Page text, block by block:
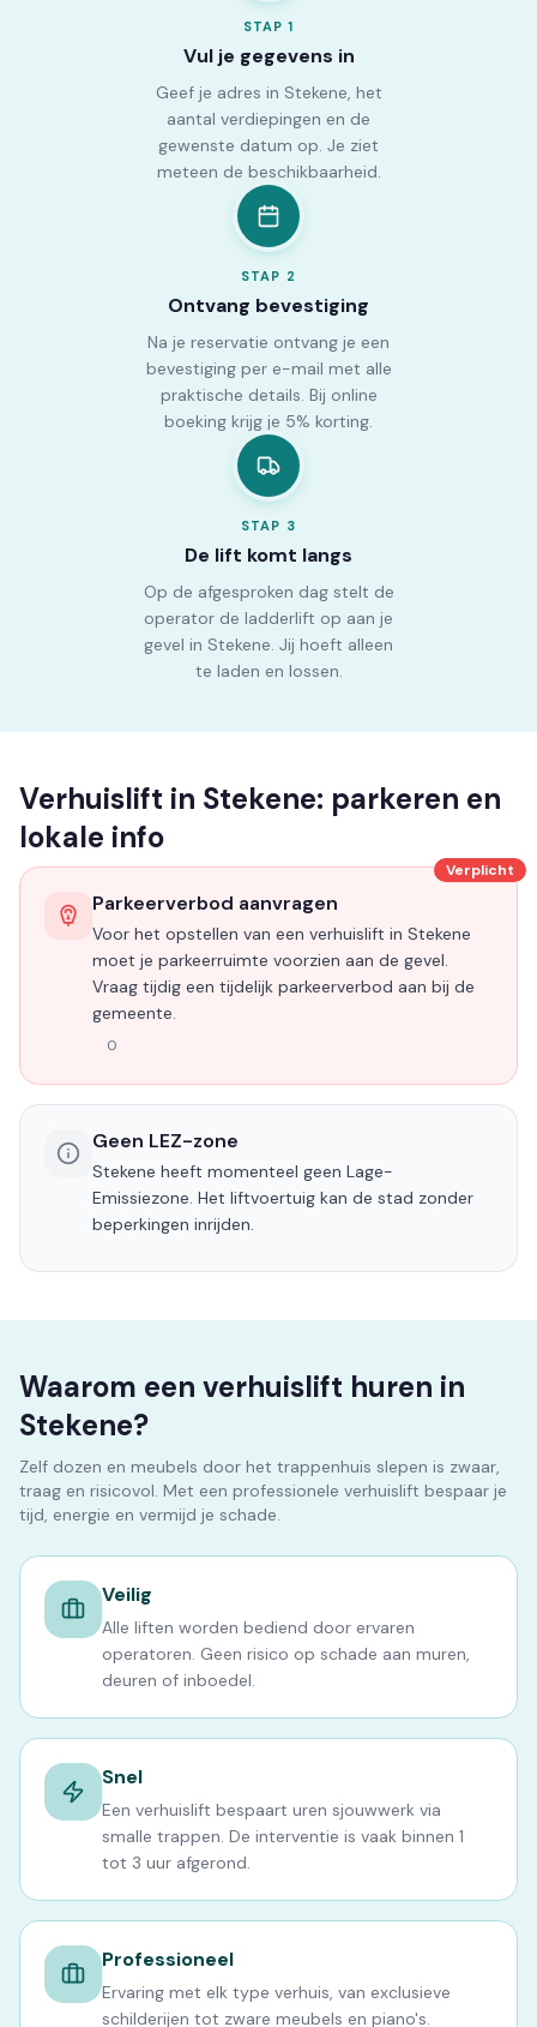
STAP1
Vul je gegevens in
Geef je adres in Stekene, het
aantal verdiepingen en de
gewenste datum op. Je ziet
meteen de beschikbaarheid.
STAP 2
Ontvang bevestiging
Na je reservatie ontvang je een
bevestiging per e-mail met alle
praktische details. Bij online
boeking krijg je 5% korting.
STAP 3
De lift komt langs
Op de afgesproken dag stelt de
operator de ladderlift op aan je
gevel in Stekene. Jij hoeft alleen
te laden en lossen.
Verhuislift in Stekene: parkeren en
lokale info
Verplicht
Parkeerverbod aanvragen
Voor het opstellen van een verhuislift in Stekene
moet je parkeerruimte voorzien aan de gevel.
Vraag tijdig een tijdelijk parkeerverbod aan bij de
gemeente.
0
Geen LEZ-zone
Stekene heeft momenteel geen Lage-
Emissiezone. Het liftvoertuig kan de stad zonder
beperkingen inrijden.
Waarom een verhuislift huren in
Stekene?
Zelf dozen en meubels door het trappenhuis slepen is zwaar,
traag en risicovol. Met een professionele verhuislift bespaar je
tijd, energie en vermijd je schade.
Veilig
Alle liften worden bediend door ervaren
operatoren. Geen risico op schade aan muren,
deuren of inboedel.
Snel
Een verhuislift bespaart uren sjouwwerk via
smalle trappen. De interventie is vaak binnen 1
tot 3 uur afgerond.
Professioneel
Ervaring met elk type verhuis, van exclusieve
schilderijen tot zware meubels en piano's.